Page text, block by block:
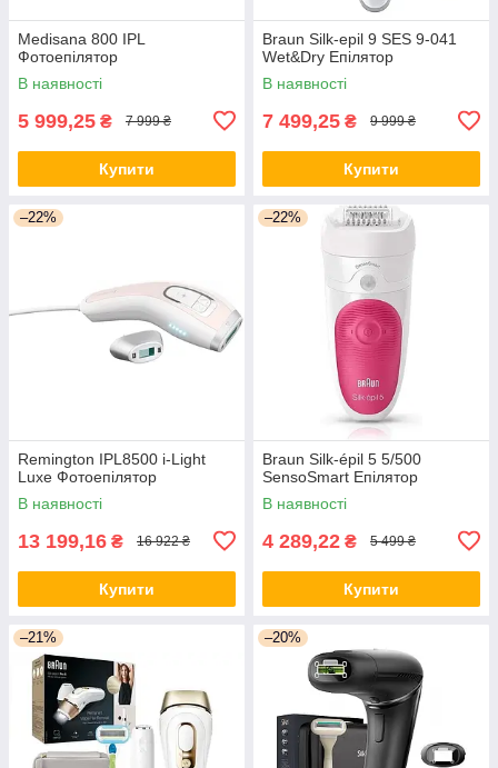
Medisana 800 IPL
Фотоепілятор
В наявності
5 999,25 ₴ 7 999 ₴
Купити
Braun Silk-epil 9 SES 9-041
Wet&Dry Епілятор
В наявності
7 499,25 ₴ 9 999 ₴
Купити
–22%
Remington IPL8500 i-Light
Luxe Фотоепілятор
В наявності
13 199,16 ₴ 16 922 ₴
Купити
–22%
Braun Silk-épil 5 5/500
SensoSmart Епілятор
В наявності
4 289,22 ₴ 5 499 ₴
Купити
–21% –20%